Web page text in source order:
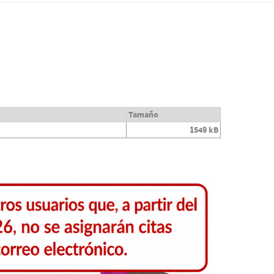
Tamaño
1549 kB